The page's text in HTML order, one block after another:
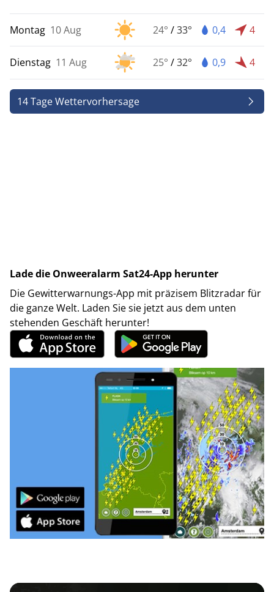
Montag 10 Aug 24° /33° 0,4 4
Dienstag 11 Aug 25° /32° 0,9 4
14 Tage Wettervorhersage
Lade die Onweeralarm Sat24-App herunter
Die Gewitterwarnungs-App mit präzisem Blitzradar für
die ganze Welt. Laden Sie sie jetzt aus dem unten
stehenden Geschäft herunter!